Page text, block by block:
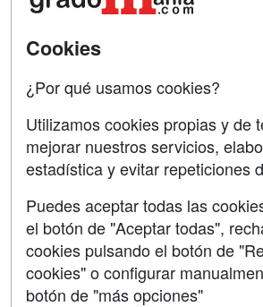
Contactar
Copyleft
Grupo formazion:
Cookies
¿Por qué usamos cookies?
Utilizamos cookies propias y de
mejorar nuestros servicios,
estadística y evitar repeticiones
Puedes aceptar todas las
el botón de "Aceptar todas",
cookies pulsando el botón de
cookies" o configurar
botón de "más opciones"